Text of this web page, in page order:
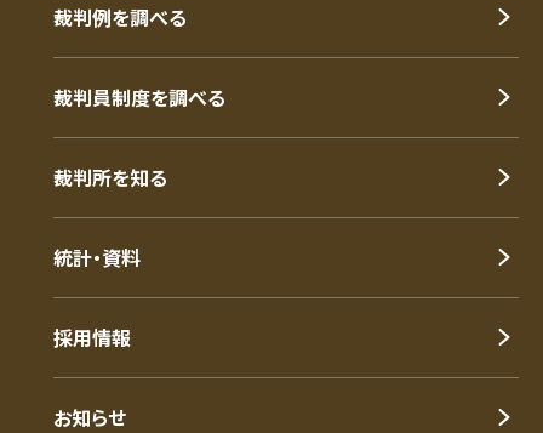
裁判例を調べる
裁判員制度を調べる
裁判所を知る
統計・資料
採用情報
お知らせ